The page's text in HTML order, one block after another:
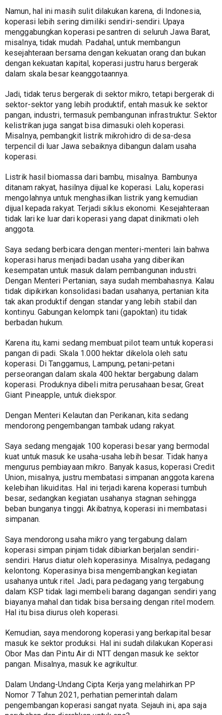
Namun, hal ini masih sulit dilakukan karena, di Indonesia,
koperasi lebih sering dimiliki sendiri-sendiri. Upaya
menggabungkan koperasi pesantren di seluruh Jawa Barat,
misalnya, tidak mudah. Padahal, untuk membangun
kesejahteraan bersama dengan kekuatan orang dan bukan
dengan kekuatan kapital, koperasi justru harus bergerak
dalam skala besar keanggotaannya.
Jadi, tidak terus bergerak di sektor mikro, tetapi bergerak di
sektor-sektor yang lebih produktif, entah masuk ke sektor
pangan, industri, termasuk pembangunan infrastruktur. Sektor
kelistrikan juga sangat bisa dimasuki oleh koperasi.
Misalnya, pembangkit listrik mikrohidro di desa-desa
terpencil di luar Jawa sebaiknya dibangun dalam usaha
koperasi.
Listrik hasil biomassa dari bambu, misalnya. Bambunya
ditanam rakyat, hasilnya dijual ke koperasi. Lalu, koperasi
mengolahnya untuk menghasilkan listrik yang kemudian
dijual kepada rakyat. Terjadi siklus ekonomi. Kesejahteraan
tidak lari ke luar dari koperasi yang dapat dinikmati oleh
anggota.
Saya sedang berbicara dengan menteri-menteri lain bahwa
koperasi harus menjadi badan usaha yang diberikan
kesempatan untuk masuk dalam pembangunan industri.
Dengan Menteri Pertanian, saya sudah membahasnya. Kalau
tidak dipikirkan konsolidasi badan usahanya, pertanian kita
tak akan produktif dengan standar yang lebih stabil dan
kontinyu. Gabungan kelompk tani (gapoktan) itu tidak
berbadan hukum.
Karena itu, kami sedang membuat pilot team untuk koperasi
pangan di padi. Skala 1.000 hektar dikelola oleh satu
koperasi. Di Tanggamus, Lampung, petani-petani
perseorangan dalam skala 400 hektar bergabung dalam
koperasi. Produknya dibeli mitra perusahaan besar, Great
Giant Pineapple, untuk diekspor.
Dengan Menteri Kelautan dan Perikanan, kita sedang
mendorong pengembangan tambak udang rakyat.
Saya sedang mengajak 100 koperasi besar yang bermodal
kuat untuk masuk ke usaha-usaha lebih besar. Tidak hanya
mengurus pembiayaan mikro. Banyak kasus, koperasi Credit
Union, misalnya, justru membatasi simpanan anggota karena
kelebihan likuiditas. Hal ini terjadi karena koperasi tumbuh
besar, sedangkan kegiatan usahanya stagnan sehingga
beban bunganya tinggi. Akibatnya, koperasi ini membatasi
simpanan.
Saya mendorong usaha mikro yang tergabung dalam
koperasi simpan pinjam tidak dibiarkan berjalan sendiri-
sendiri. Harus diatur oleh koperasinya. Misalnya, pedagang
kelontong. Koperasinya bisa mengembangkan kegiatan
usahanya untuk ritel. Jadi, para pedagang yang tergabung
dalam KSP tidak lagi membeli barang dagangan sendiri yang
biayanya mahal dan tidak bisa bersaing dengan ritel modern.
Hal itu bisa diurus oleh koperasi.
Kemudian, saya mendorong koperasi yang berkapital besar
masuk ke sektor produksi. Hal ini sudah dilakukan Koperasi
Obor Mas dan Pintu Air di NTT dengan masuk ke sektor
pangan. Misalnya, masuk ke agrikultur.
Dalam Undang-Undang Cipta Kerja yang melahirkan PP
Nomor 7 Tahun 2021, perhatian pemerintah dalam
pengembangan koperasi sangat nyata. Sejauh ini, apa saja